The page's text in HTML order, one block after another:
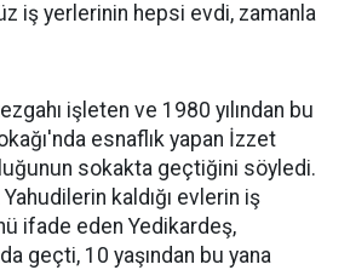
iş yerlerinin hepsi evdi, zamanla
işleten ve 1980 yılından bu
esnaflık yapan İzzet
sokakta geçtiğini söyledi.
kaldığı evlerin iş
ifade eden Yedikardeş,
geçti, 10 yaşından bu yana